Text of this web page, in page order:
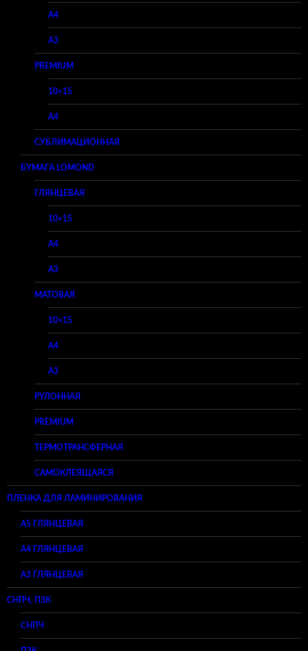
A4
A3
PREMIUM
10×15
A4
СУБЛИМАЦИОННАЯ
БУМАГА LOMOND
ГЛЯНЦЕВАЯ
10×15
A4
A3
МАТОВАЯ
10×15
A4
A3
РУЛОННАЯ
PREMIUM
ТЕРМОТРАНСФЕРНАЯ
САМОКЛЕЯЩАЯСЯ
ПЛЕНКА ДЛЯ ЛАМИНИРОВАНИЯ
A5 ГЛЯНЦЕВАЯ
А4 ГЛЯНЦЕВАЯ
A3 ГЛЯНЦЕВАЯ
СНПЧ, ПЗК
СНПЧ